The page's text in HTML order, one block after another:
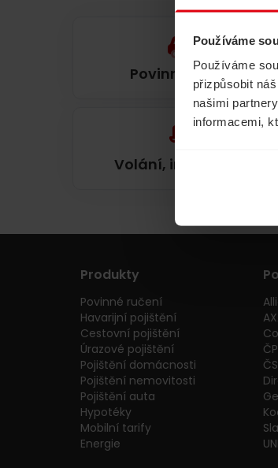
Používáme
Používáme
přizpůsobit
našimi
informacemi,
Povinné ručení
Volání, internet, TV
Produkty
Povinné ručení
Havarijní pojištění
Cestovní pojištění
Úrazové pojištění
Pojištění domácnosti
Pojištění nemovitosti
Pojištění auta
Hypotéky
Mobilní tarify
Energie